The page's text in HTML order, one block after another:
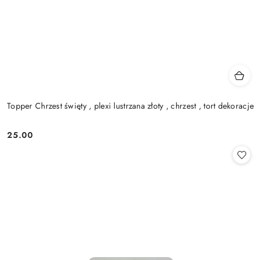
Topper Chrzest święty , plexi lustrzana złoty , chrzest , tort dekoracje
Cena:
25.00